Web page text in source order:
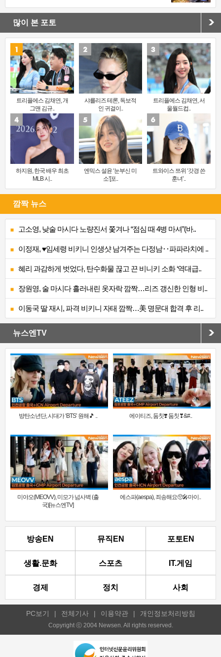
많이 본 포토
트리플에스 김채연, 개
그맨 김규..
샤를리즈 테론, 독보적
인 귀걸이..
트리플에스 김채연, 서
울월드컵..
하지원, 한국 배우 최초
MLB 시..
엔믹스 설윤 ‘눈부신 미
소’[포..
트와이스 쯔위 ‘갓경 쓴
훈녀’..
깜짝 뉴스
고소영, 낮술 마시다 노량진서 쫓겨나 “점심 때 4병 마셔”(바..
이정재, ♥임세령 비키니 인생샷 남겨주는 다정남‥파파라치에 ..
혜리 과감하게 벗었다, 탄수화물 끊고 끈 비니키 소화 ‘역대급..
장원영, 술 마시다 흘러내린 옷자락 깜짝…리즈 갱신한 인형 비..
이동국 딸 재시, 파격 비키니 자태 깜짝…美 명문대 합격 후 리..
뉴스엔TV
방탄소년단, 시대가 ‘BTS’ 원해🎵 .. 에이티즈, 둠칫❣️ 둠칫❣&#..
미야오(MEOVV), 미모가 넘사벽 (출
국)[뉴스엔TV]
에스파(aespa), 죄송해요🥺🎤마이..
방송EN 뮤직EN 포토EN
생활.문화 스포츠 IT.게임
경제 정치 사회
PC보기 | 전체기사 | 이용약관 | 개인정보처리방침
Copyright ⓒ 2004 Newsen. All rights reserved.